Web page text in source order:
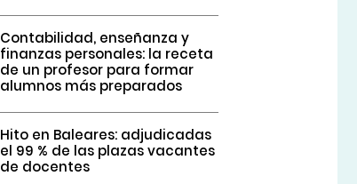
Contabilidad, enseñanza y
finanzas personales: la receta
de un profesor para formar
alumnos más preparados
Hito en Baleares: adjudicadas
el 99 % de las plazas vacantes
de docentes